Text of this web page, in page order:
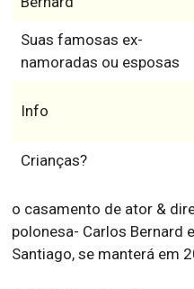
Suas famosas ex-
namoradas ou esposas
Info
Crianças?
o casamento de ator &
polonesa- Carlos Bernard
Santiago, se manterá em